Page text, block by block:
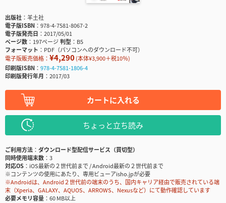
出版社
羊土社
電子版ISBN
978-4-7581-8067-2
電子版発売日
2017/05/01
ページ数
197ページ判型
B5
フォーマット
PDF（パソコンへのダウンロード不可）
電子版販売価格： ¥4,290(本体¥3,900＋税10％)
印刷版ISBN
978-4-7581-1806-4
印刷版発行年月
2017/03
カートに入れる
ちょっと立ち読み
ご利用方法
ダウンロード型配信サービス（買切型）
同時使用端末数
3
対応OS
iOS最新の２世代前まで / Android最新の２世代前まで
※コンテンツの使用にあたり、専用ビューアisho.jpが必要
※Androidは、Android２世代前の端末のうち、国内キャリア経由で販売されている端
末（Xperia、GALAXY、AQUOS、ARROWS、Nexusなど）にて動作確認しています
必要メモリ容量
60 MB以上